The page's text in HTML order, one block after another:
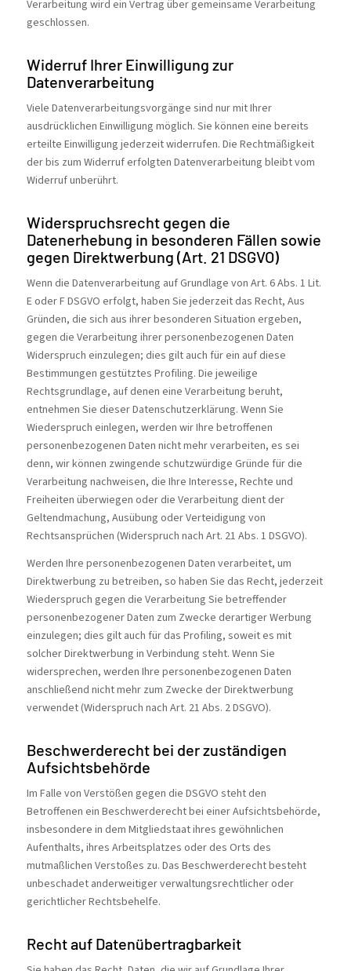
Verarbeitung wird ein Vertrag über gemeinsame Verarbeitung
geschlossen.
Widerruf Ihrer Einwilligung zur
Datenverarbeitung
Viele Datenverarbeitungsvorgänge sind nur mit Ihrer
ausdrücklichen Einwilligung möglich. Sie können eine bereits
erteilte Einwilligung jederzeit widerrufen. Die Rechtmäßigkeit
der bis zum Widerruf erfolgten Datenverarbeitung bleibt vom
Widerruf unberührt.
Widerspruchsrecht gegen die
Datenerhebung in besonderen Fällen sowie
gegen Direktwerbung (Art. 21 DSGVO)
Wenn die Datenverarbeitung auf Grundlage von Art. 6 Abs. 1 Lit.
E oder F DSGVO erfolgt, haben Sie jederzeit das Recht, Aus
Gründen, die sich aus ihrer besonderen Situation ergeben,
gegen die Verarbeitung ihrer personenbezogenen Daten
Widerspruch einzulegen; dies gilt auch für ein auf diese
Bestimmungen gestütztes Profiling. Die jeweilige
Rechtsgrundlage, auf denen eine Verarbeitung beruht,
entnehmen Sie dieser Datenschutzerklärung. Wenn Sie
Wiederspruch einlegen, werden wir Ihre betroffenen
personenbezogenen Daten nicht mehr verarbeiten, es sei
denn, wir können zwingende schutzwürdige Gründe für die
Verarbeitung nachweisen, die Ihre Interesse, Rechte und
Freiheiten überwiegen oder die Verarbeitung dient der
Geltendmachung, Ausübung oder Verteidigung von
Rechtsansprüchen (Widerspruch nach Art. 21 Abs. 1 DSGVO).
Werden Ihre personenbezogenen Daten verarbeitet, um
Direktwerbung zu betreiben, so haben Sie das Recht, jederzeit
Wiederspruch gegen die Verarbeitung Sie betreffender
personenbezogener Daten zum Zwecke derartiger Werbung
einzulegen; dies gilt auch für das Profiling, soweit es mit
solcher Direktwerbung in Verbindung steht. Wenn Sie
widersprechen, werden Ihre personenbezogenen Daten
anschließend nicht mehr zum Zwecke der Direktwerbung
verwendet (Widerspruch nach Art. 21 Abs. 2 DSGVO).
Beschwerde­recht bei der zuständigen
Aufsichts­behörde
Im Falle von Verstößen gegen die DSGVO steht den
Betroffenen ein Beschwerderecht bei einer Aufsichtsbehörde,
insbesondere in dem Mitgliedstaat ihres gewöhnlichen
Aufenthalts, ihres Arbeitsplatzes oder des Orts des
mutmaßlichen Verstoßes zu. Das Beschwerderecht besteht
unbeschadet anderweitiger verwaltungsrechtlicher oder
gerichtlicher Rechtsbehelfe.
Recht auf Daten­übertrag­barkeit